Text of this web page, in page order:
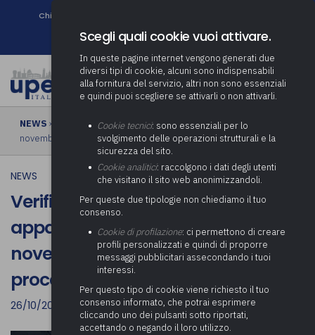
Chi siamo
Newsletter
NEWS › Verifica congruità manodopera appalti e subappalti, dal 1°
novembre 2021 la nuova procedura
NEWS
Verifica congruità manodopera
appalti e subappalti, dal 1°
novembre 2021 la nuova
procedura
26/10/2021
Scegli quali cookie vuoi attivare.
In queste pagine internet vengono generati due
diversi tipi di cookie, alcuni sono indispensabili
alla fornitura del servizio, altri non sono essenziali
e quindi puoi scegliere se attivarli o non attivarli.
Cookie tecnici: sono essenziali per lo
svolgimento delle operazioni strutturali e la
sicurezza del sito.
Cookie analitici: raccolgono i dati degli utenti
che visitano il sito web anonimizzandoli.
Per queste due tipologie non chiediamo il tuo
consenso.
Cookie di profilazione: ci permettono di creare
profili personalizzati e quindi di proporre
messaggi pubblicitari assecondando i tuoi
interessi.
Per questo tipo di cookie viene richiesto il tuo
consenso informato, che potrai esprimere
cliccando uno dei pulsanti sotto riportati,
accettando o negando il loro utilizzo.